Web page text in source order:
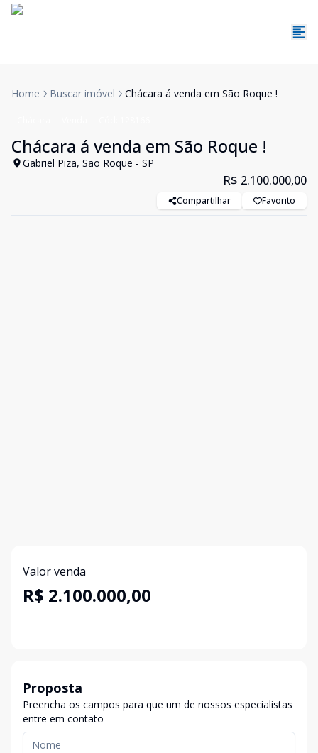
Home Buscar imóvel Chácara á venda em São Roque !
Chácara á venda em São Roque !
Gabriel Piza, São Roque - SP
R$ 2.100.000,00
Compartilhar Favorito
Valor venda
R$ 2.100.000,00
Proposta
Preencha os campos para que um de nossos especialistas
entre em contato